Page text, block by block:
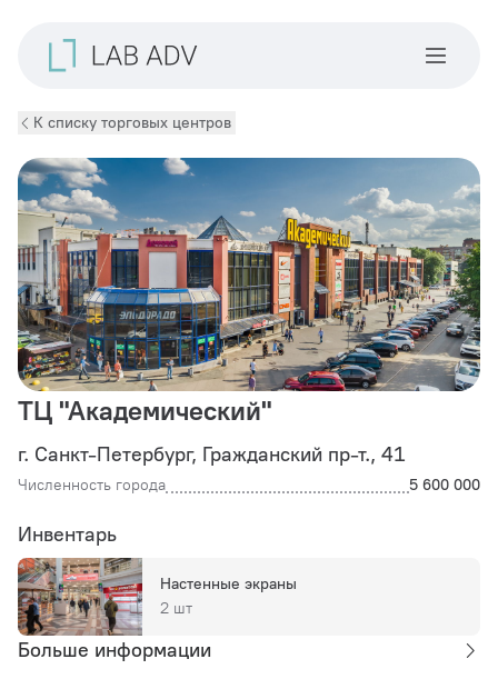
К списку торговых центров
Инвентарь
Настенные экраны
2 шт
ТЦ "Академический"
г. Санкт-Петербург, Граждaнский пр-т., 41
Численность города 5 600 000
Больше информации